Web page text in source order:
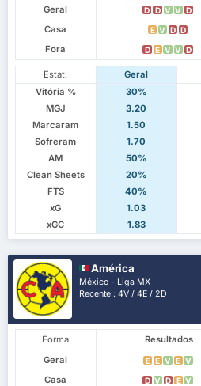
Geral
D D V V D
Casa E V D D
Fora D E V V D
Estat. Geral
Vitória %
30%
MGJ
3.20
Marcaram
1.50
Sofreram
1.70
AM
50%
Clean Sheets
20%
FTS
40%
xG
1.03
xGC
1.83
América
México - Liga MX
Recente : 4V / 4E / 2D
Forma Resultados
Geral
E E V E V
Casa D V D E V